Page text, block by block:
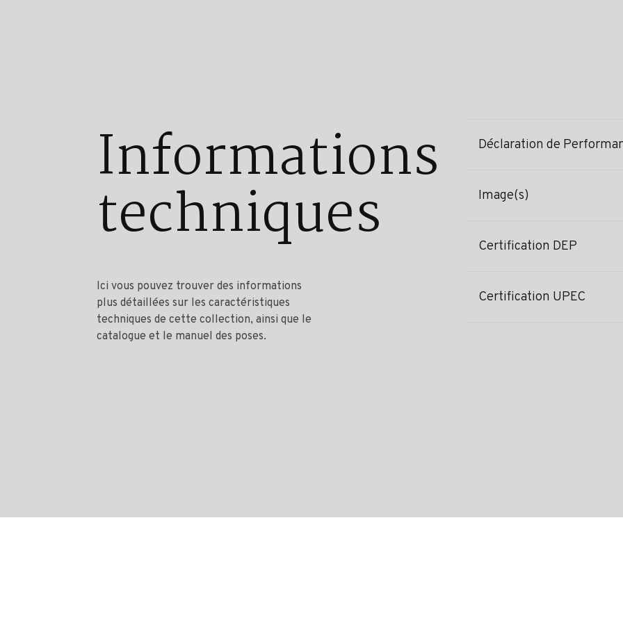
Informations
techniques
Ici vous pouvez trouver des informations
plus détaillées sur les caractéristiques
techniques de cette collection, ainsi que le
catalogue et le manuel des poses.
Déclaration de
Image(s)
Certification DEP
Certification UPEC